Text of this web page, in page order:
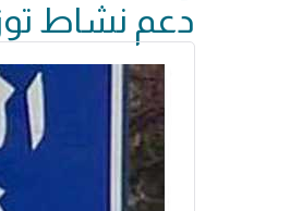
دعم نشاط